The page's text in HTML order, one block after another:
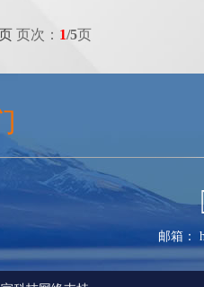
页次： 1/5页
邮箱：